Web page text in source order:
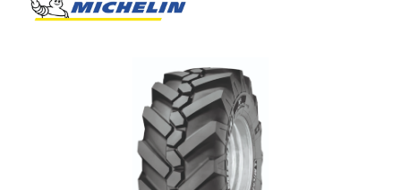
Bildergalerie überspringen